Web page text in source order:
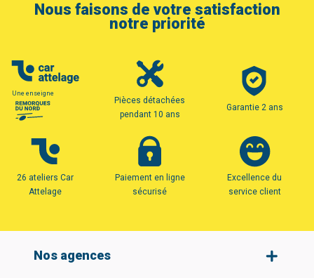
Nous faisons de votre satisfaction
notre priorité
Une enseigne
Pièces détachées
pendant 10 ans
Garantie 2 ans
26 ateliers Car
Attelage
Paiement en ligne
sécurisé
Excellence du
service client
Nos agences